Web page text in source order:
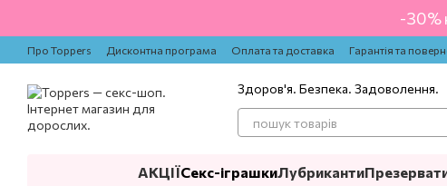
-30%
Про Toppers Дисконтна програма Оплата та доставка Гарантія та
Здоров'я. Безпека. Задоволення.
АКЦІЇСекс-іграшкиЛубриканти